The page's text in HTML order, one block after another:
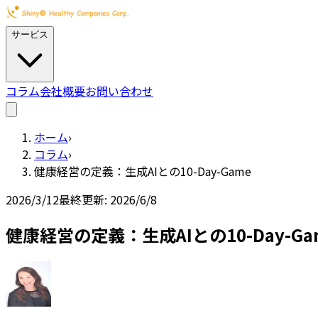
サービス
コラム会社概要お問い合わせ
ホーム›
コラム›
健康経営の定義：生成AIとの10-Day-Game
2026/3/12最終更新: 2026/6/8
健康経営の定義：生成AIとの10-Day-